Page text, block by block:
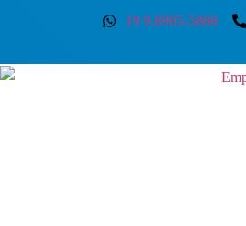
19 9.8905-5888